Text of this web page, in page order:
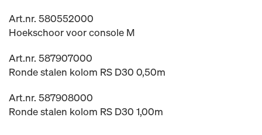
Art.nr. 580552000
Hoekschoor voor console M
Art.nr. 587907000
Ronde stalen kolom RS D30 0,50m
Art.nr. 587908000
Ronde stalen kolom RS D30 1,00m